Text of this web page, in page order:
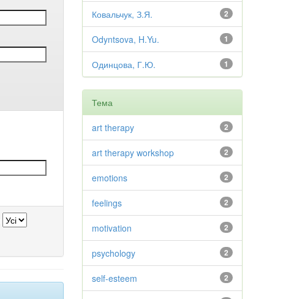
2
Ковальчук, З.Я.
1
Odyntsova, H.Yu.
1
Одинцова, Г.Ю.
Тема
2
art therapy
2
art therapy workshop
2
emotions
2
feelings
2
motivation
2
psychology
2
self-esteem